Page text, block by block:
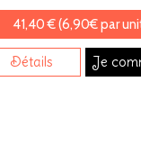
41,40 € (6,90€ par
Détails Je